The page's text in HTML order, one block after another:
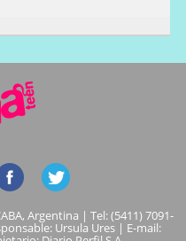
Argentina | Tel: (5411) 7091-
Ursula Ures | E-mail: